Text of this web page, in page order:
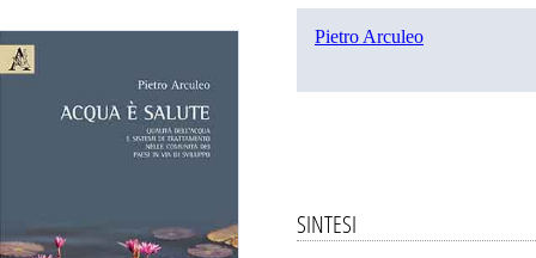
Pietro Arculeo
SINTESI